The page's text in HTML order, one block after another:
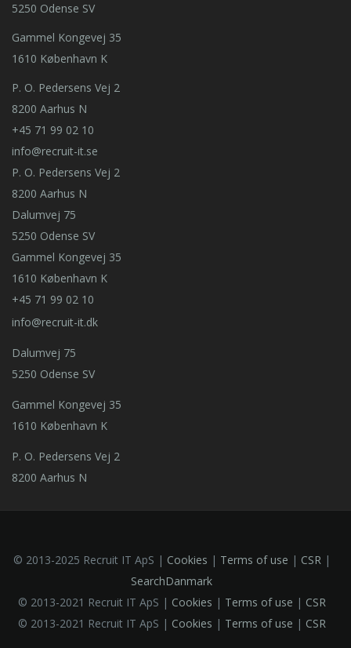
5250 Odense SV
Gammel Kongevej 35
1610 København K
P. O. Pedersens Vej 2
8200 Aarhus N
+45 71 99 02 10
info@recruit-it.se
P. O. Pedersens Vej 2
8200 Aarhus N
Dalumvej 75
5250 Odense SV
Gammel Kongevej 35
1610 København K
+45 71 99 02 10
info@recruit-it.dk
Dalumvej 75
5250 Odense SV
Gammel Kongevej 35
1610 København K
P. O. Pedersens Vej 2
8200 Aarhus N
© 2013-2025 Recruit IT ApS | Cookies | Terms of use | CSR|
SearchDanmark
© 2013-2021 Recruit IT ApS | Cookies | Terms of use | CSR
© 2013-2021 Recruit IT ApS | Cookies | Terms of use | CSR